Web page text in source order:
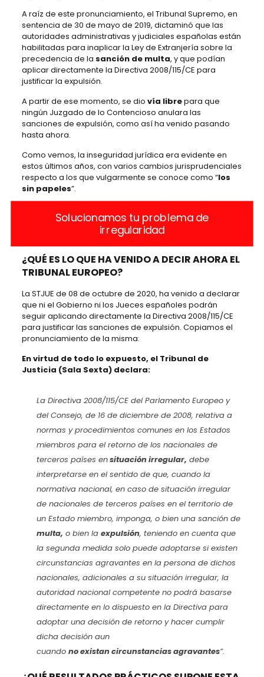
A raíz de este pronunciamiento, el Tribunal Supremo, en
sentencia de 30 de mayo de 2019, dictaminó que las
autoridades administrativas y judiciales españolas están
habilitadas para inaplicar la Ley de Extranjería sobre la
precedencia de la sanción de multa, y que podían
aplicar directamente la Directiva 2008/115/CE para
justificar la expulsión.
A partir de ese momento, se dio vía librepara que
ningún Juzgado de lo Contencioso anulara las
sanciones de expulsión, como así ha venido pasando
hasta ahora.
Como vemos, la inseguridad jurídica era evidente en
estos últimos años, con varios cambios jurisprudenciales
respecto a los que vulgarmente se conoce como “los
sin papeles”.
Solucionamos tu problema de
irregularidad
¿QUÉ ES LO QUE HA VENIDO A DECIR AHORA EL
TRIBUNAL EUROPEO?
La STJUE de 08 de octubre de 2020, ha venido a declarar
que ni el Gobierno ni los Jueces españoles podrán
seguir aplicando directamente la Directiva 2008/115/CE
para justificar las sanciones de expulsión. Copiamos el
pronunciamiento de la misma:
En virtud de todo lo expuesto, el Tribunal de
Justicia (Sala Sexta) declara:
La Directiva 2008/115/CE del Parlamento Europeo y
del Consejo, de 16 de diciembre de 2008, relativa a
normas y procedimientos comunes en los Estados
miembros para el retorno de los nacionales de
terceros países ensituación irregular, debe
interpretarse en el sentido de que, cuando la
normativa nacional, en caso de situación irregular
de nacionales de terceros países en el territorio de
un Estado miembro, imponga, o bien una sanción de
multa, o bien la expulsión, teniendo en cuenta que
la segunda medida solo puede adoptarse si existen
circunstancias agravantes en la persona de dichos
nacionales, adicionales a su situación irregular, la
autoridad nacional competente no podrá basarse
directamente en lo dispuesto en la Directiva para
adoptar una decisión de retorno y hacer cumplir
dicha decisión aun
cuando no existan circunstancias agravantes”.